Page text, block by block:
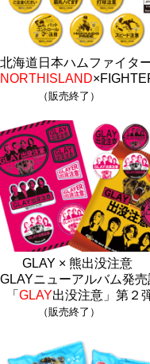
北海道日本ハムファイタ
NORTHISLAND
（販売終了）
GLAY × 熊出没注意
GLAYニューアルバム発売
「 GLAY出没注意」第２
（販売終了）